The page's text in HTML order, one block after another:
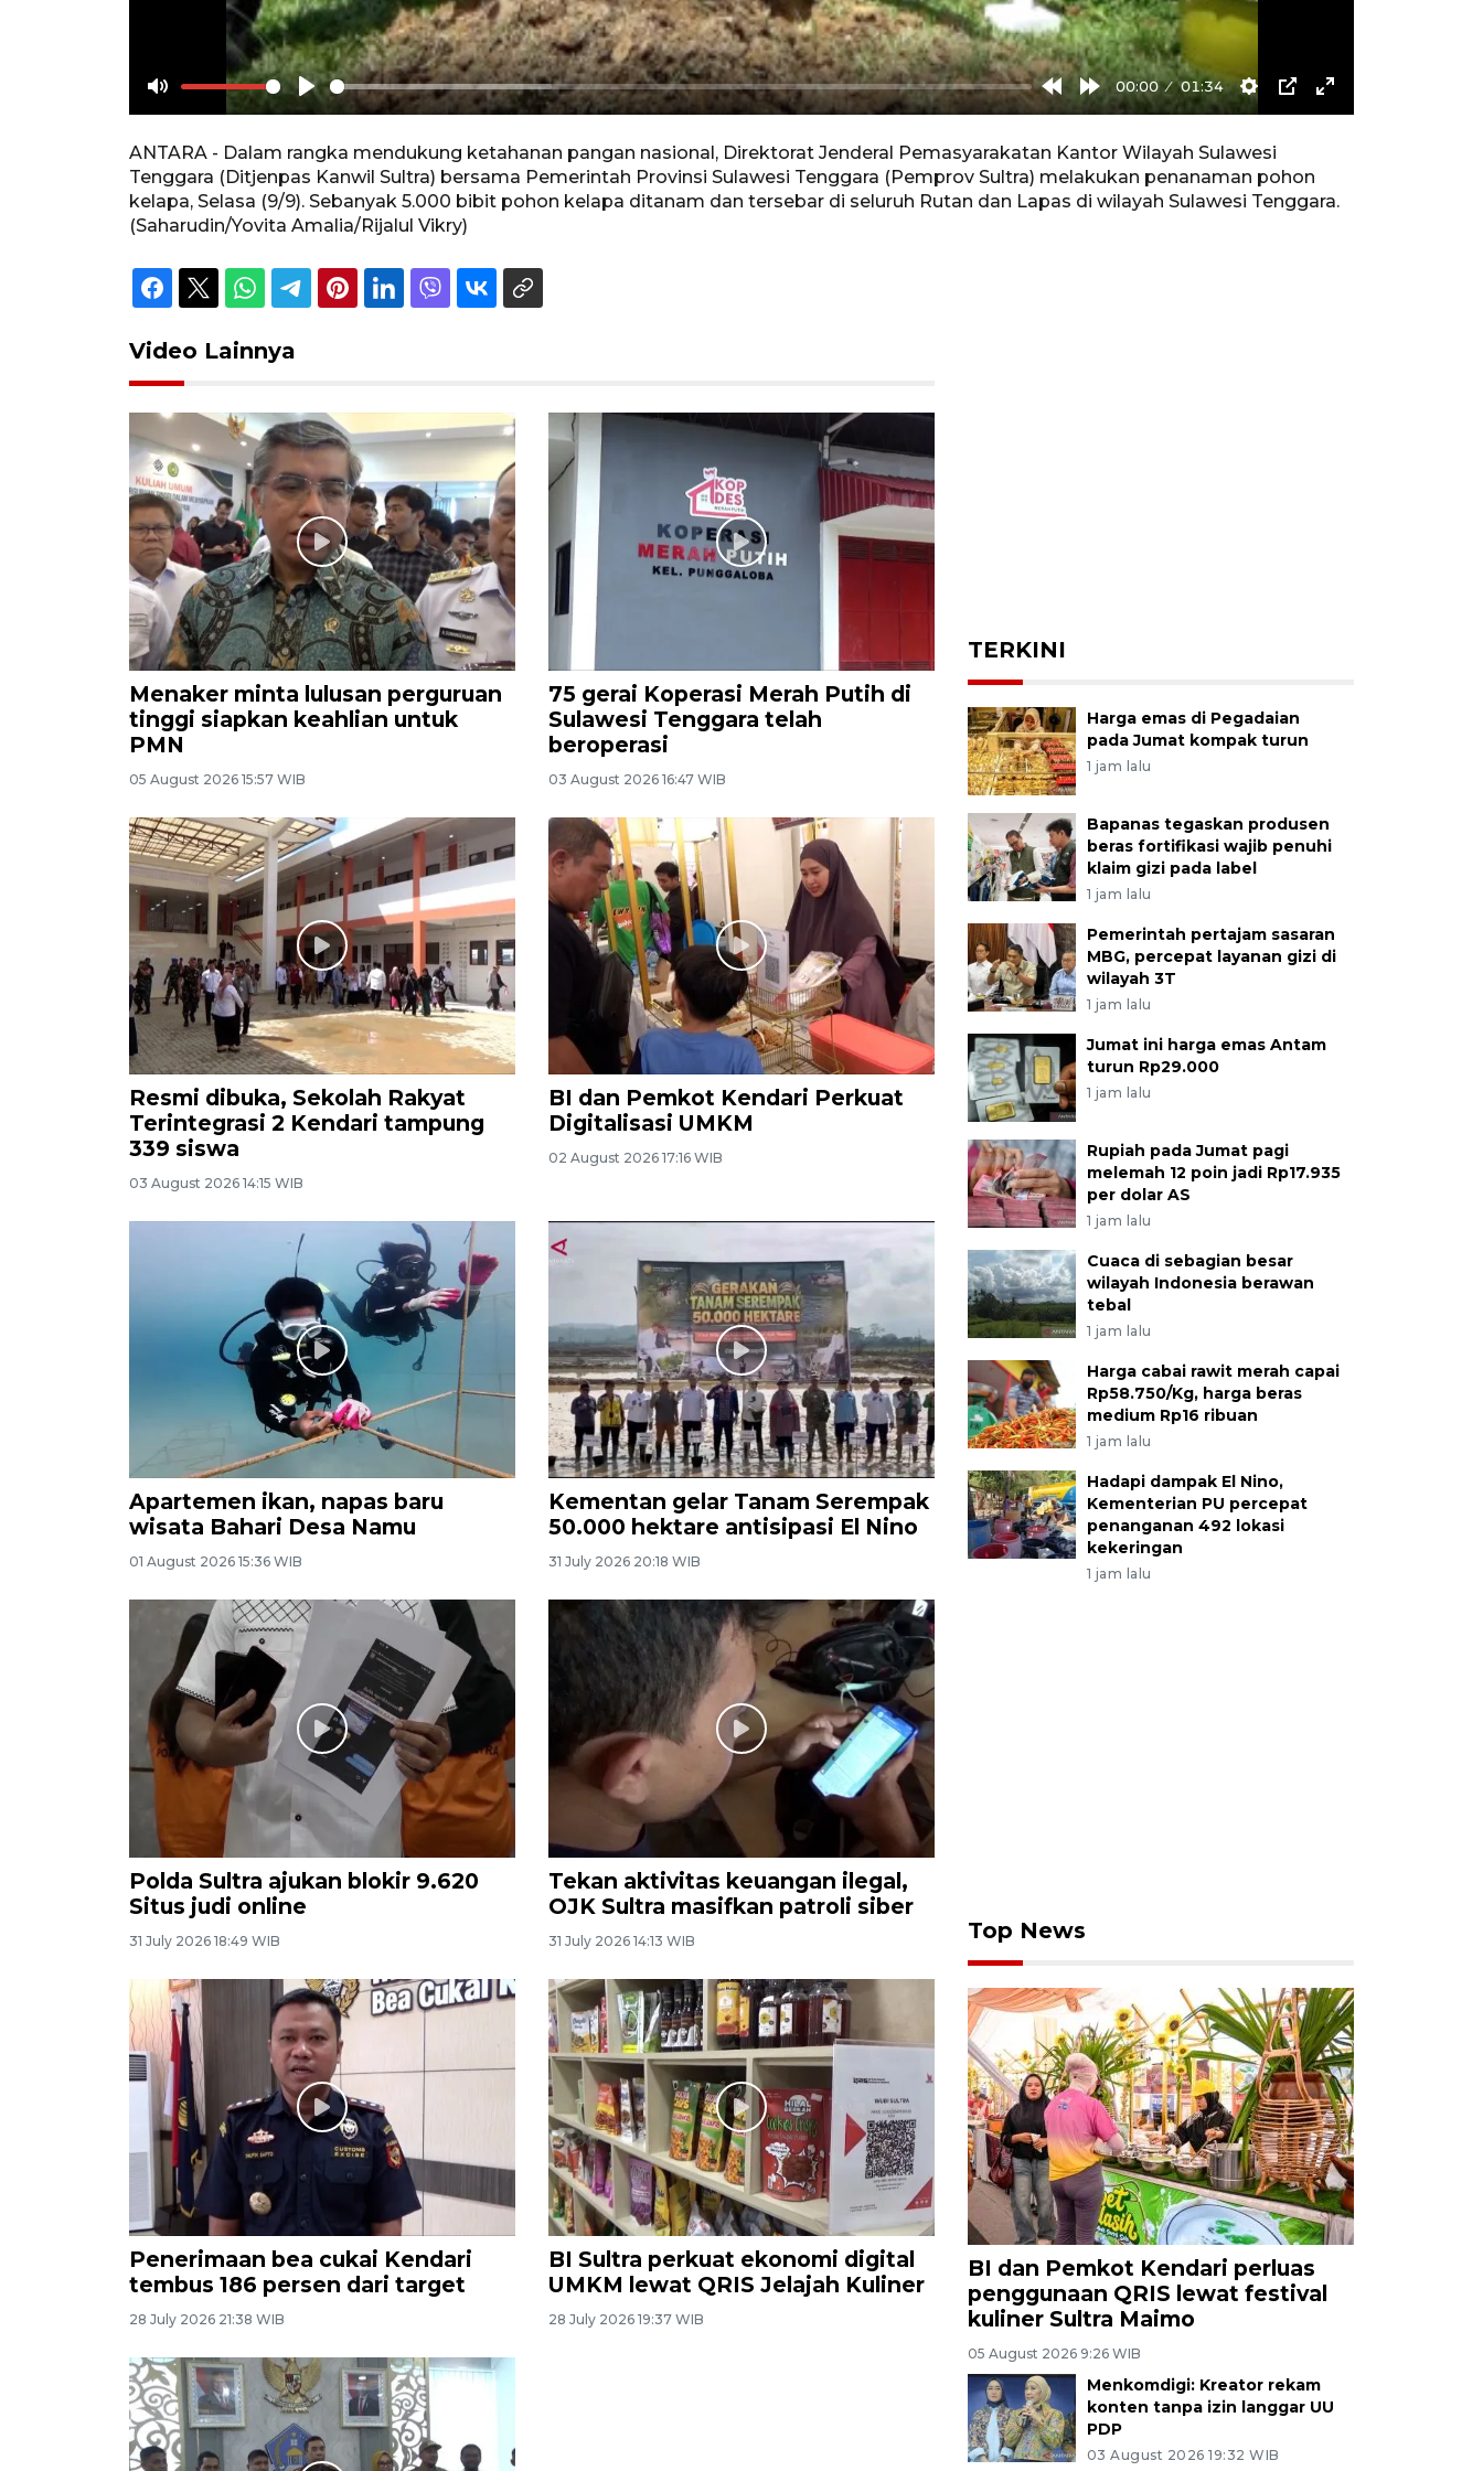
Mute Play
Rewind
10s
Forward
10s
00:00 01:34
Settings
PIP Enter
ANTARA - Dalam rangka mendukung ketahanan pangan nasional, Direktorat Jenderal Pemasyarakatan Kantor Wilayah Sulawesi
Tenggara (Ditjenpas Kanwil Sultra) bersama Pemerintah Provinsi Sulawesi Tenggara (Pemprov Sultra) melakukan penanaman pohon
kelapa, Selasa (9/9). Sebanyak 5.000 bibit pohon kelapa ditanam dan tersebar di seluruh Rutan dan Lapas di wilayah Sulawesi Tenggara.
(Saharudin/Yovita Amalia/Rijalul Vikry)
Video Lainnya
Menaker minta lulusan perguruan
tinggi siapkan keahlian untuk
PMN
05 August 2026 15:57 WIB
75 gerai Koperasi Merah Putih di
Sulawesi Tenggara telah
beroperasi
03 August 2026 16:47 WIB
Resmi dibuka, Sekolah Rakyat
Terintegrasi 2 Kendari tampung
339 siswa
03 August 2026 14:15 WIB
BI dan Pemkot Kendari Perkuat
Digitalisasi UMKM
02 August 2026 17:16 WIB
Apartemen ikan, napas baru
wisata Bahari Desa Namu
01 August 2026 15:36 WIB
Kementan gelar Tanam Serempak
50.000 hektare antisipasi El Nino
31 July 2026 20:18 WIB
Polda Sultra ajukan blokir 9.620
Situs judi online
31 July 2026 18:49 WIB
Tekan aktivitas keuangan ilegal,
OJK Sultra masifkan patroli siber
31 July 2026 14:13 WIB
Penerimaan bea cukai Kendari
tembus 186 persen dari target
28 July 2026 21:38 WIB
BI Sultra perkuat ekonomi digital
UMKM lewat QRIS Jelajah Kuliner
28 July 2026 19:37 WIB
TERKINI
Harga emas di Pegadaian
pada Jumat kompak turun
1 jam lalu
Bapanas tegaskan produsen
beras fortifikasi wajib penuhi
klaim gizi pada label
1 jam lalu
Pemerintah pertajam sasaran
MBG, percepat layanan gizi di
wilayah 3T
1 jam lalu
Jumat ini harga emas Antam
turun Rp29.000
1 jam lalu
Rupiah pada Jumat pagi
melemah 12 poin jadi Rp17.935
per dolar AS
1 jam lalu
Cuaca di sebagian besar
wilayah Indonesia berawan
tebal
1 jam lalu
Harga cabai rawit merah capai
Rp58.750/Kg, harga beras
medium Rp16 ribuan
1 jam lalu
Hadapi dampak El Nino,
Kementerian PU percepat
penanganan 492 lokasi
kekeringan
1 jam lalu
Top News
BI dan Pemkot Kendari perluas
penggunaan QRIS lewat festival
kuliner Sultra Maimo
05 August 2026 9:26 WIB
Menkomdigi: Kreator rekam
konten tanpa izin langgar UU
PDP
03 August 2026 19:32 WIB